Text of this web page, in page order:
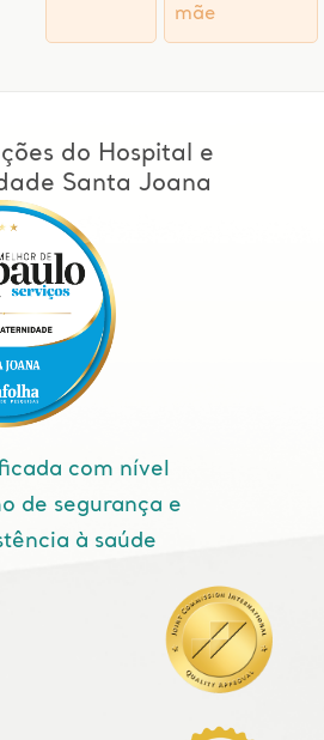
mãe
do Hospital e
Santa Joana
com nível
de segurança e
à saúde